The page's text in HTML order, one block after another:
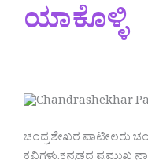
ಯಾಕೊಳ್ಳಿ
ಚಂದ್ರಶೇಖರ ಪಾಟೀಲರು